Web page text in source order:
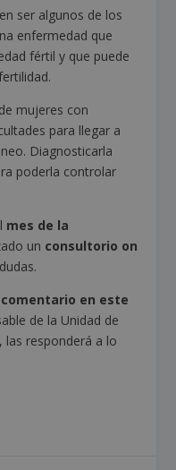
ser algunos de los
enfermedad que
fértil y que puede
mujeres con
para llegar a
Diagnosticarla
poderla controlar
mes de la
un consultorio on
en este
de la Unidad de
las responderá a lo